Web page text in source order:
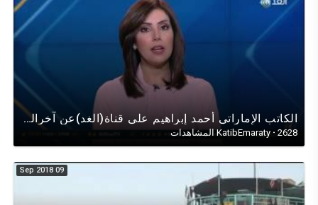
الكاتب اﻹماراتي أحمد إبراهيم على قناة(الغد)عن آخرالمستجدات في العلاقات الإماراتيةالقطرية-حجب المواقع
KatibEmaraty · 2628 المشاهدات
09 Sep 2018